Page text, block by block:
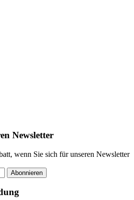
Newsletter
wenn Sie sich für unseren Newsletter
Abonnieren